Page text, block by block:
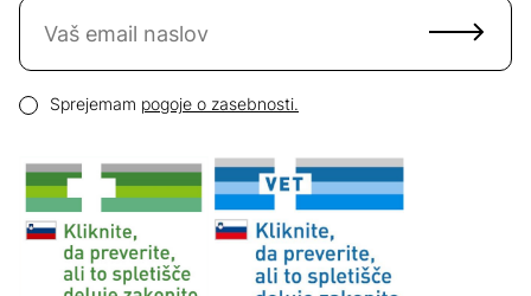
Naročite se na novice
Pogoji zasebnosti
Sprejemam pogoje o zasebnosti.